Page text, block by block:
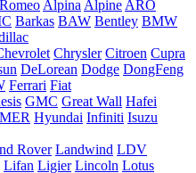
Alpina Alpine ARO
Barkas BAW Bentley BMW
Chrysler Citroen Cupra
DeLorean Dodge DongFeng
Ferrari Fiat
GMC Great Wall Hafei
Hyundai Infiniti Isuzu
Rover Landwind LDV
Lifan Ligier Lincoln Lotus